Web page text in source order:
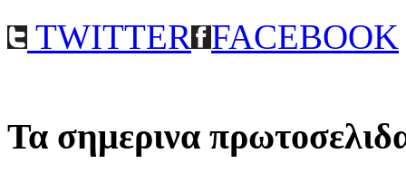
TWITTER FACEBOOK
Τα σημερινα